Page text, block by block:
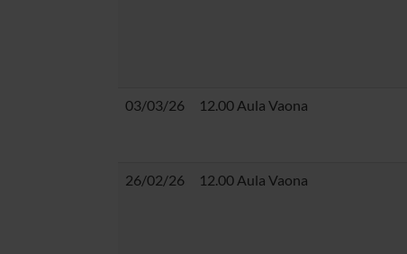
03/03/26 12.00 Aula Vaona
26/02/26 12.00 Aula Vaona